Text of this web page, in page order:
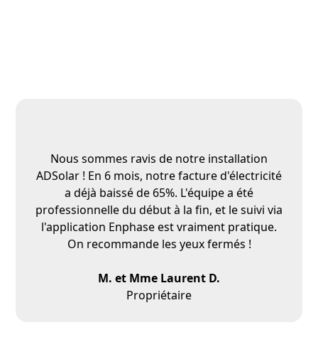
Nous sommes ravis de notre installation
ADSolar ! En 6 mois, notre facture d'électricité
a déjà baissé de 65%. L'équipe a été
professionnelle du début à la fin, et le suivi via
l'application Enphase est vraiment pratique.
On recommande les yeux fermés !
M. et Mme Laurent D.
Propriétaire